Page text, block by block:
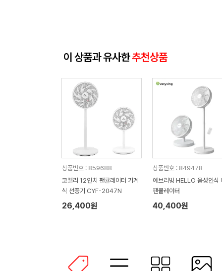
이 상품과 유사한추천상품
상품번호 : 859688
코멜리 12인치 팬큘레이터 기계
식 선풍기 CYF-2047N
26,400원
상품번호 : 849478
에브리빙 HELLO 음성인식
팬큘레이터
40,400원